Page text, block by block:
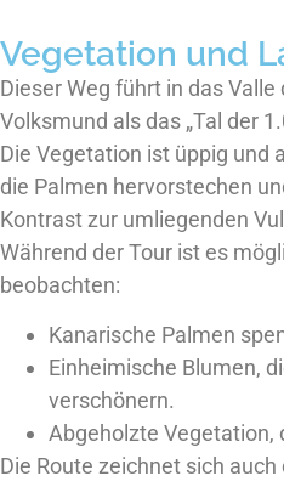
Vegetation und
Dieser Weg führt in das Valle
Volksmund als das „Tal der
Die Vegetation ist üppig und
die Palmen hervorstechen
Kontrast zur umliegenden
Während der Tour ist es
beobachten:
Kanarische Palmen
Einheimische Blumen,
verschönern.
Abgeholzte Vegetation,
Die Route zeichnet sich